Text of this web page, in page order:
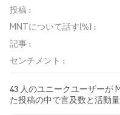
投稿 :
MNTについて話す(%) :
記事 :
センチメント :
43 人のユニークユーザーが
た投稿の中で言及数と活動